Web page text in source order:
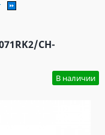
CH-
В наличии